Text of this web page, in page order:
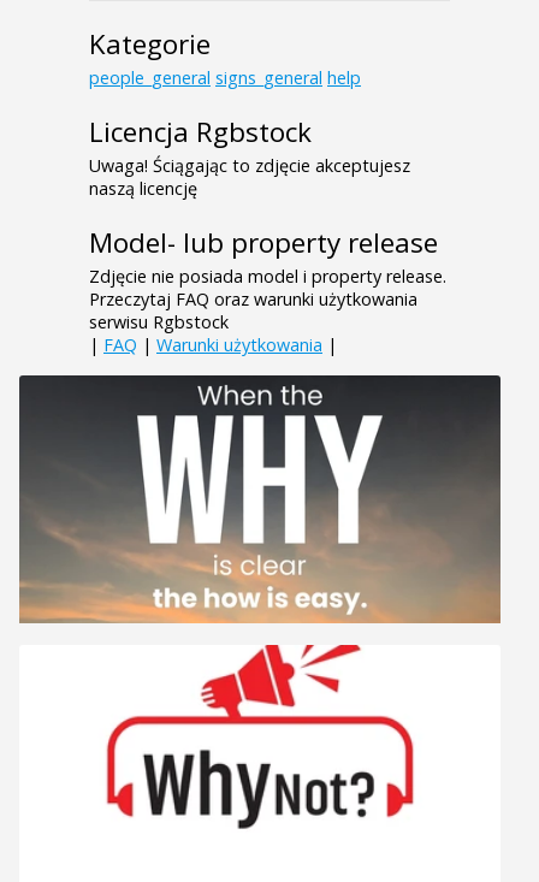
Kategorie
people_general signs_general help
Licencja Rgbstock
Uwaga! Ściągając to zdjęcie akceptujesz
naszą licencję
Model- lub property release
Zdjęcie nie posiada model i property release.
Przeczytaj FAQ oraz warunki użytkowania
serwisu Rgbstock
| FAQ | Warunki użytkowania |